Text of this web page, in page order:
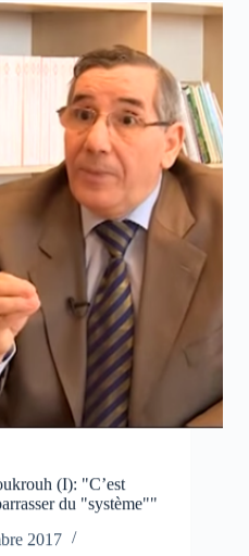
(I): "C’est
du "système""
2017